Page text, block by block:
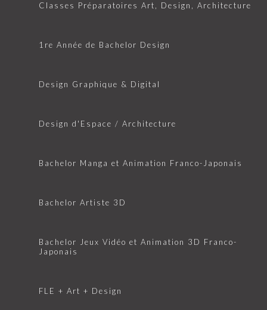
Classes Préparatoires Art, Design, Architecture
1re Année de Bachelor Design
Design Graphique & Digital
Design d'Espace / Architecture
Bachelor Manga et Animation Franco-Japonais
Bachelor Artiste 3D
Bachelor Jeux Vidéo et Animation 3D Franco-
Japonais
FLE + Art + Design